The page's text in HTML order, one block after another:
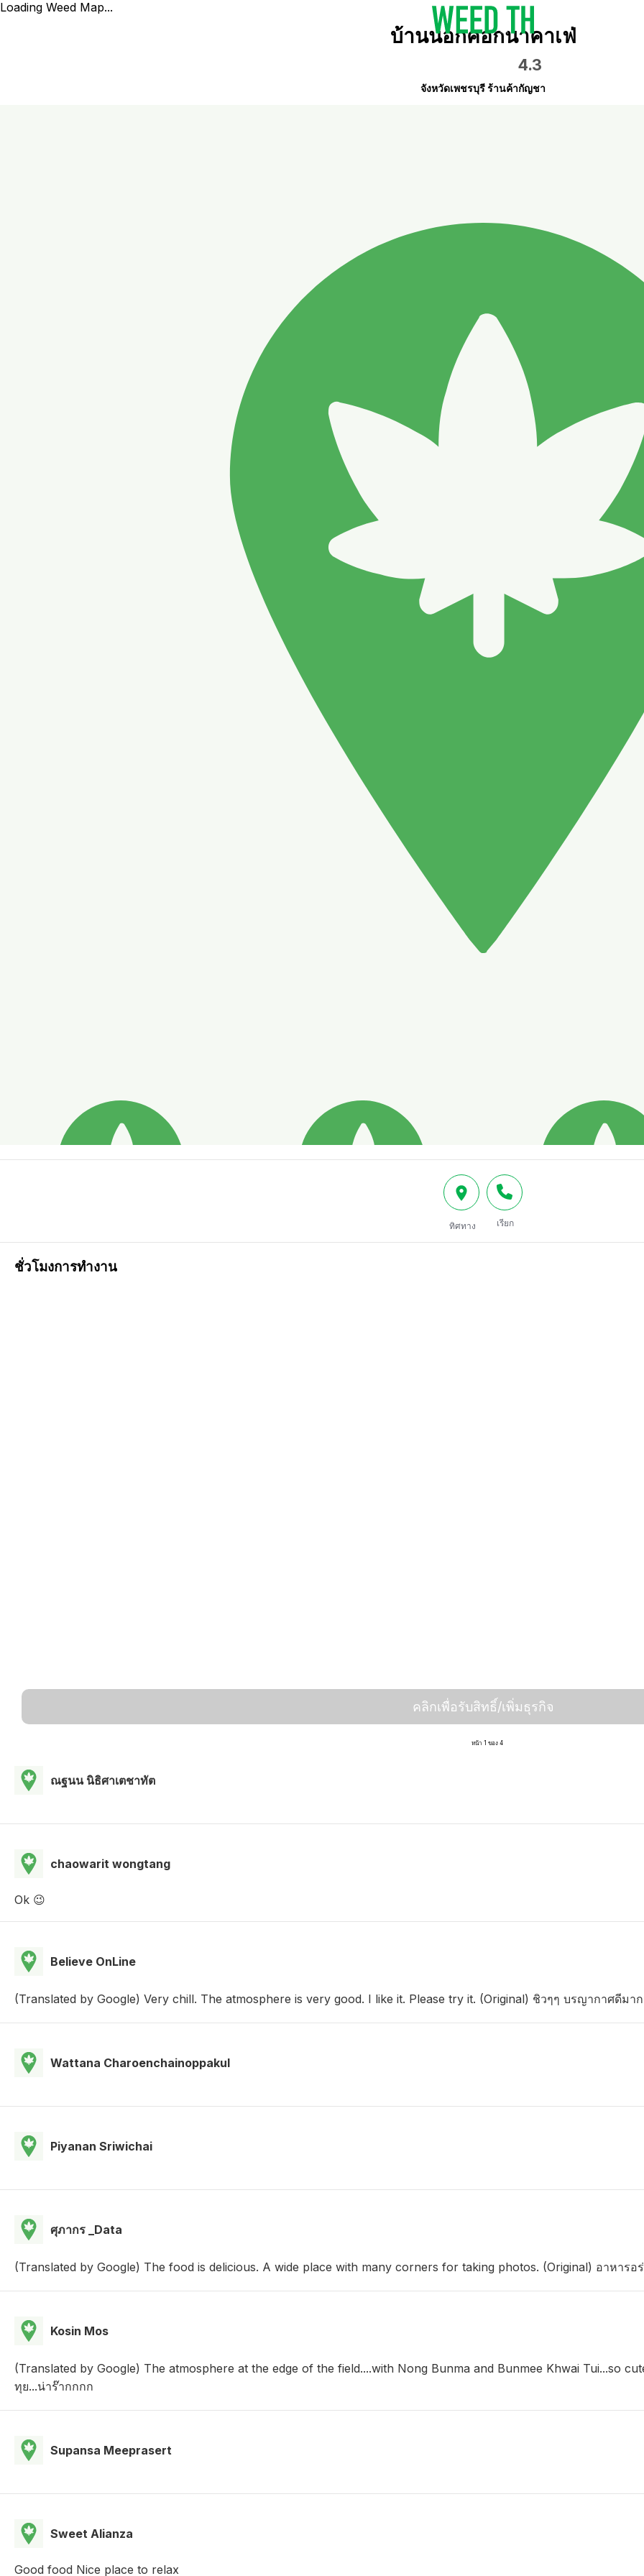
Loading Weed Map...
บ้านนอกคอกนาคาเฟ่
4.3
จังหวัดเพชรบุรี ร้านค้ากัญชา
ทิศทาง เรียก
ชั่วโมงการทำงาน
คลิกเพื่อรับสิทธิ์/เพิ่มธุรกิจ
หน้า 1 ของ 4
ณฐนน นิธิศาเตชาทัต
chaowarit wongtang
Ok 😉
Believe OnLine
(Translated by Google) Very chill. The atmosphere is very good. I like it. Please try it. (Original) ชิวๆๆ​ บรญากาศ​ดีมา
Wattana Charoenchainoppakul
Piyanan Sriwichai
ศุภากร _Data
(Translated by Google) The food is delicious. A wide place with many corners for taking photos. (Original) อาหารอ
Kosin Mos
(Translated by Google) The atmosphere at the edge of the field....with Nong Bunma and Bunmee Khwai Tui...so
ทุย...น่าร๊ากกกก
Supansa Meeprasert
Sweet Alianza
Good food Nice place to relax